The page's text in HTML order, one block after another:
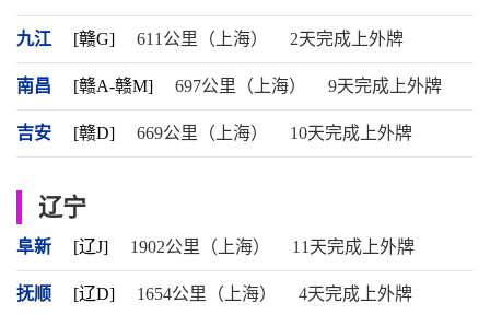
九江 [赣G] 611公里（上海） 2天完成上外牌
南昌 [赣A-赣M] 697公里（上海） 9天完成上外牌
吉安 [赣D] 669公里（上海） 10天完成上外牌
辽宁
阜新 [辽J] 1902公里（上海） 11天完成上外牌
抚顺 [辽D] 1654公里（上海） 4天完成上外牌